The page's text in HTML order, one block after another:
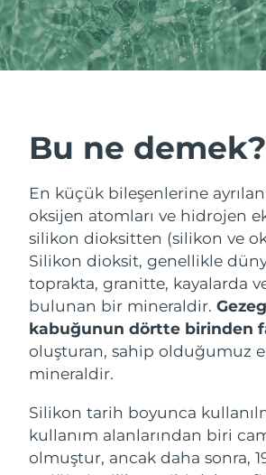
Bu ne demek?
En küçük bileşenlerine
oksijen atomları ve hidrojen
silikon dioksitten (silikon ve
Silikon dioksit, genellikle
toprakta, granitte, kayalarda
bulunan bir mineraldir.
kabuğunun dörtte birinden
oluşturan, sahip olduğumuz
mineraldir.
Silikon tarih boyunca
kullanım alanlarından biri
olmuştur, ancak daha sonra,
issa™ Teeth Whitening Set
Özel teklifler Çok
Kırmızı Işık Terapisi
İSVEÇ GÜZELLIK RUTINI
Yüz temizleme Yüz
Türkçe
简体中文
Nakliye ülkesi
Devletleri
Tahmini
Birleşik Krallık Tahmini
İspanya Tahmini
Avustralya Tahmini
Fransa
Almanya Tahmini
Kanada Tahmini